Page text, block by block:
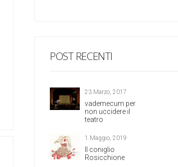
POST RECENTI
23 Marzo, 2017
vademecum per
non uccidere il
teatro
1 Maggio, 2019
Il coniglio
Rosicchione